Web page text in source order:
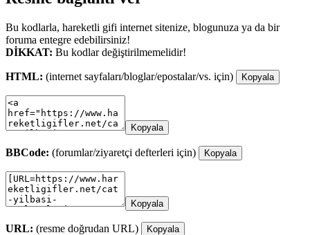
Bu kodlarla, hareketli gifi internet sitenize, blogunuza ya da bir
foruma entegre edebilirsiniz!
DİKKAT: Bu kodlar değiştirilmemelidir!
HTML: (internet sayfaları/bloglar/epostalar/vs. için) Kopyala
Kopyala
BBCode: (forumlar/ziyaretçi defterleri için) Kopyala
Kopyala
URL: (resme doğrudan URL) Kopyala